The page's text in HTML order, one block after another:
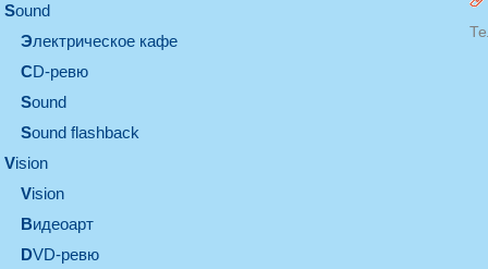
sound
электрическое кафе
CD-ревю
sound
Sound flashback
vision
vision
видеоарт
DVD-ревю